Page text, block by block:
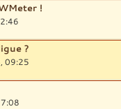
!
?
09:25